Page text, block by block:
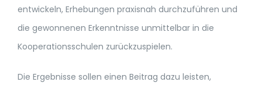
entwickeln, Erhebungen praxisnah durchzuführen und
die gewonnenen Erkenntnisse unmittelbar in die
Kooperationsschulen zurückzuspielen.
Die Ergebnisse sollen einen Beitrag dazu leisten,